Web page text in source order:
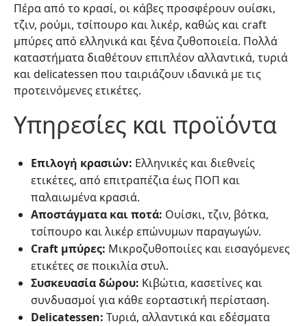
Πέρα από το κρασί, οι κάβες προσφέρουν ουίσκι,
τζιν, ρούμι, τσίπουρο και λικέρ, καθώς και craft
μπύρες από ελληνικά και ξένα ζυθοποιεία. Πολλά
καταστήματα διαθέτουν επιπλέον αλλαντικά, τυριά
και delicatessen που ταιριάζουν ιδανικά με τις
προτεινόμενες ετικέτες.
Υπηρεσίες και προϊόντα
Επιλογή κρασιών: Ελληνικές και διεθνείς
ετικέτες, από επιτραπέζια έως ΠΟΠ και
παλαιωμένα κρασιά.
Αποστάγματα και ποτά: Ουίσκι, τζιν, βότκα,
τσίπουρο και λικέρ επώνυμων παραγωγών.
Craft μπύρες: Μικροζυθοποιίες και εισαγόμενες
ετικέτες σε ποικιλία στυλ.
Συσκευασία δώρου: Κιβώτια, κασετίνες και
συνδυασμοί για κάθε εορταστική περίσταση.
Delicatessen: Τυριά, αλλαντικά και εδέσματα